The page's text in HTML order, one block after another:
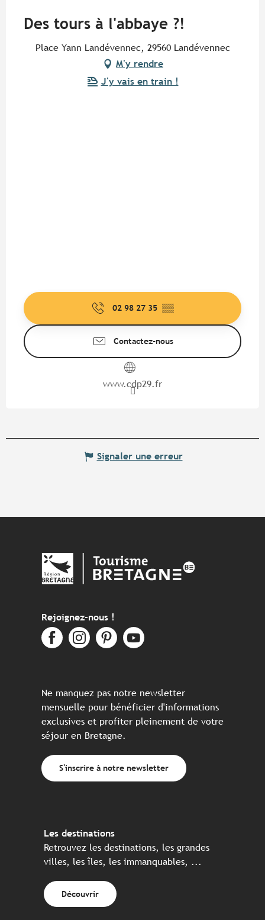
Des tours à l'abbaye ?!
Place Yann Landévennec, 29560 Landévennec
M'y rendre
J'y vais en train !
02 98 27 35 ▒▒
Contactez-nous
www.cdp29.fr
Signaler une erreur
Rejoignez-nous !
Ne manquez pas notre newsletter
mensuelle pour bénéficier d'informations
exclusives et profiter pleinement de votre
séjour en Bretagne.
S'inscrire à notre newsletter
Les destinations
Retrouvez les destinations, les grandes
villes, les îles, les immanquables, ...
Découvrir